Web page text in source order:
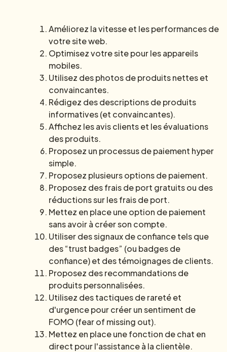
Améliorez la vitesse et les performances de
votre site web.
Optimisez votre site pour les appareils
mobiles.
Utilisez des photos de produits nettes et
convaincantes.
Rédigez des descriptions de produits
informatives (et convaincantes).
Affichez les avis clients et les évaluations
des produits.
Proposez un processus de paiement hyper
simple.
Proposez plusieurs options de paiement.
Proposez des frais de port gratuits ou des
réductions sur les frais de port.
Mettez en place une option de paiement
sans avoir à créer son compte.
Utiliser des signaux de confiance tels que
des “trust badges” (ou badges de
confiance) et des témoignages de clients.
Proposez des recommandations de
produits personnalisées.
Utilisez des tactiques de rareté et
d'urgence pour créer un sentiment de
FOMO (fear of missing out).
Mettez en place une fonction de chat en
direct pour l'assistance à la clientèle.